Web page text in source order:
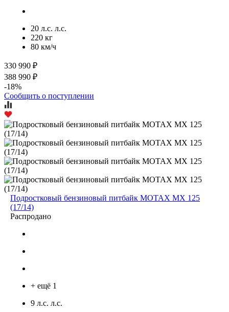
20 л.с. л.с.
220 кг
80 км/ч
330 990 ₽
388 990 ₽
-18%
Сообщить о поступлении
Подростковый бензиновый питбайк MOTAX MX 125
(17/14)
Распродано
+ ещё 1
9 л.с. л.с.